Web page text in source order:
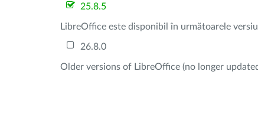
25.8.5
LibreOffice este disponibil în următoarele
26.8.0
Older versions of LibreOffice (no longer